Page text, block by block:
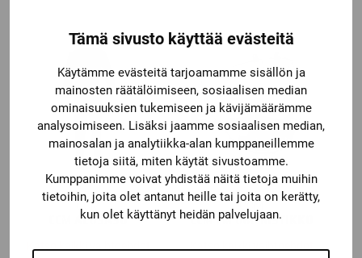
Tämä sivusto käyttää evästeitä
Käytämme evästeitä tarjoamamme sisällön ja
mainosten räätälöimiseen, sosiaalisen median
ominaisuuksien tukemiseen ja kävijämäärämme
analysoimiseen. Lisäksi jaamme sosiaalisen median,
mainosalan ja analytiikka-alan kumppaneillemme
tietoja siitä, miten käytät sivustoamme.
Kumppanimme voivat yhdistää näitä tietoja muihin
tietoihin, joita olet antanut heille tai joita on kerätty,
kun olet käyttänyt heidän palvelujaan.
CCM
CCM ALUSASU CCM FM 680 RISTIKKO